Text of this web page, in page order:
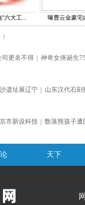
六大工... 曝曹云金豪宅
)
司更名不得 | 神奇女侠诞生
遗址展辽宁 | 山东汉代石刻
市新设科技 | 数落熊孩子遭
天下